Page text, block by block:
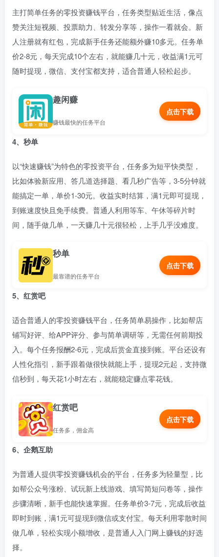
主打简单任务的零投资赚钱平台，任务类型贴近生活，像点
赞关注短视频、投票助力、转发分享等，操作一看就会。新
人注册就有红包，完成新手任务还能额外赚10多元。任务单
价2-8元，每天完成10个左右，就能赚几十元，收益满1元可
随时提现，微信、支付宝都支持，适合普通人轻松起步。
趣闲赚
赚钱最快的任务平台
点击下载
4、秒单
以“快速赚钱”为特色的零投资平台，任务多为短平快类型，
比如体验新应用、答几道选择题、看几秒广告等，3-5分钟就
能搞定一单，单价1-30元。收益实时结算，满1元即可提现，
到账速度快且免手续费。普通人利用等车、午休等碎片时
间，随手做几单，一天赚几十元很轻松，上手几乎没难度。
秒单
最靠谱的任务平台
点击下载
5、红赏吧
适合普通人的零投资赚钱平台，任务简单易操作，比如帮店
铺写好评、给APP评分、参与简单调研等，无需任何前期投
入。每个任务报酬2-6元，完成后赏金直接到账。平台还设有
人性化指引，新手跟着做很快就能上手，提现2元起，支持微
信秒到，每天花1小时左右，就能稳定赚点零花钱。
红赏吧
任务多，佣金高
点击下载
6、企鹅互助
为普通人提供零投资赚钱机会的平台，任务多为轻量型，比
如帮公众号涨粉、试玩新上线游戏、填写简短问卷等，操作
步骤清晰，新手也能快速掌握。任务单价3-7元，完成后收益
即时到账，满1元可提现到微信或支付宝。每天利用零散时间
做几单，轻松实现小额增收，是普通人入门网上赚钱的好选
择。